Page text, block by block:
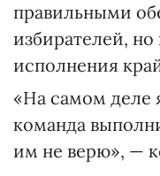
правильными
избирателей, но
исполнения
«На самом деле
команда
им не верю», —